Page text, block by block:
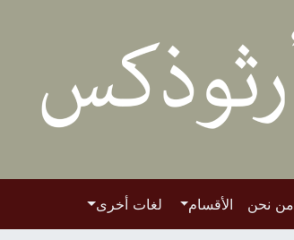
من نحن الأقسام لغات أخرى